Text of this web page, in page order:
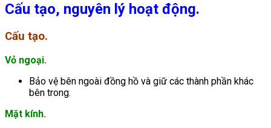
Cấu tạo, nguyên lý hoạt động.
Cấu tạo.
Vỏ ngoại.
Bảo vệ bên ngoài đồng hồ và giữ các thành phần khác
bên trong.
Mặt kính.